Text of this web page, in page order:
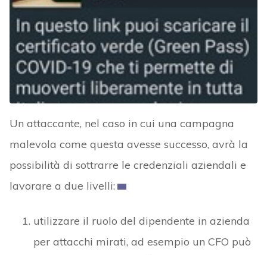
Un attaccante, nel caso in cui una campagna
malevola come questa avesse successo, avrà la
possibilità di sottrarre le credenziali aziendali e
lavorare a due livelli:
utilizzare il ruolo del dipendente in azienda
per attacchi mirati, ad esempio un CFO può